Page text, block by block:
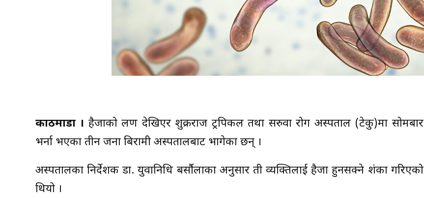
काठमाडौं । हैजाको लक्षण देखिएर शुक्रराज ट्रपिकल तथा सरुवा रोग अस्पताल (टेकु)मा सोमबार
भर्ना भएका तीन जना बिरामी अस्पतालबाट भागेका छन् ।
अस्पतालका निर्देशक डा. युवानिधि बर्सौलाका अनुसार ती व्यक्तिलाई हैजा हुनसक्ने शंका गरिएको
थियो ।